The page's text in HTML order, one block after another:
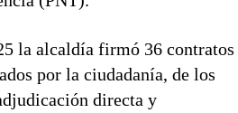
la alcaldía firmó 36 contratos
por la ciudadanía, de los
directa y